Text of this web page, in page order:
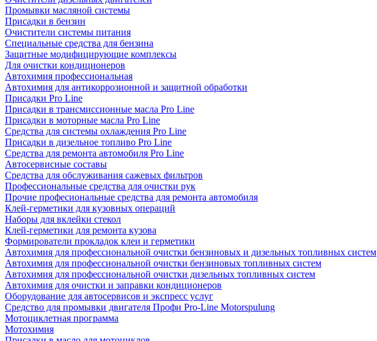
Промывки масляной системы
Присадки в бензин
Очистители системы питания
Специальные срeдства для бензина
Защитные модифицирующие комплексы
Для очистки кондиционеров
Автохимия профессиональная
Автохимия для антикоррозионной и защитной обработки
Присадки Pro Line
Присадки в трансмиссионные масла Pro Line
Присадки в моторные масла Pro Line
Средства для системы охлаждения Pro Line
Присадки в дизельное топливо Pro Line
Средства для ремонта автомобиля Pro Line
Автосервисные составы
Средства для обслуживания сажевых фильтров
Профессиональные средства для очистки рук
Прочие професиональные средства для ремонта автомобиля
Клей-герметики для кузовных операций
Наборы для вклейки стекол
Клей-герметики для ремонта кузова
Формирователи прокладок клеи и герметики
Автохимия для профессиональной очистки бензиновых и дизельных топливных систем
Автохимия для профессиональной очистки бензиновых топливных систем
Автохимия для профессиональной очистки дизельных топливных систем
Автохимия для очистки и заправки кондиционеров
Оборудование для автосервисов и экспресс услуг
Средство для промывки двигателя Профи Pro-Line Motorspulung
Мотоциклетная программа
Мотохимия